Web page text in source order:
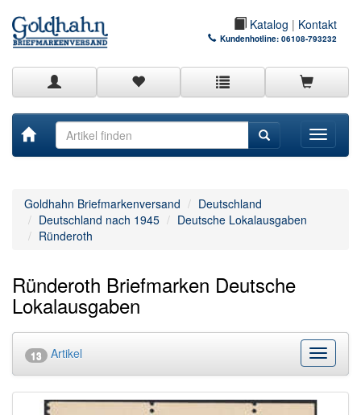
Katalog | Kontakt
Kundenhotline: 06108-793232
Toggle
Goldhahn Briefmarkenversand
Deutschland
Deutschland nach 1945
Deutsche Lokalausgaben
Ründeroth
Ründeroth Briefmarken Deutsche
Lokalausgaben
13 Artikel